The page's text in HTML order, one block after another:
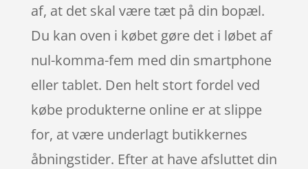
af, at det skal være tæt på din bopæl.
Du kan oven i købet gøre det i løbet af
nul-komma-fem med din smartphone
eller tablet. Den helt stort fordel ved
købe produkterne online er at slippe
for, at være underlagt butikkernes
åbningstider. Efter at have afsluttet din